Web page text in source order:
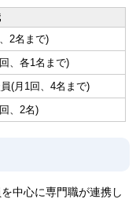
2名まで)
、各1名まで)
(月1回、4名まで)
、2名)
中心に専門職が連携し